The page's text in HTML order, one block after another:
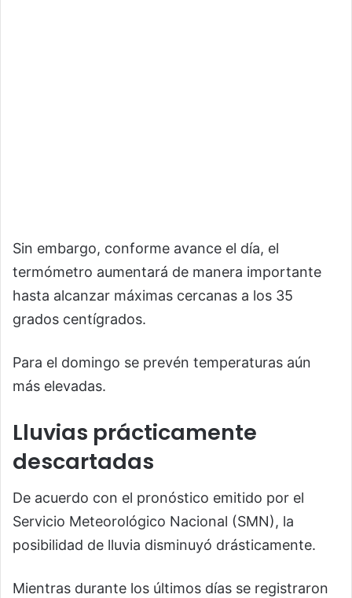
Sin embargo, conforme avance el día, el
termómetro aumentará de manera importante
hasta alcanzar máximas cercanas a los 35
grados centígrados.
Para el domingo se prevén temperaturas aún
más elevadas.
Lluvias prácticamente
descartadas
De acuerdo con el pronóstico emitido por el
Servicio Meteorológico Nacional (SMN), la
posibilidad de lluvia disminuyó drásticamente.
Mientras durante los últimos días se registraron